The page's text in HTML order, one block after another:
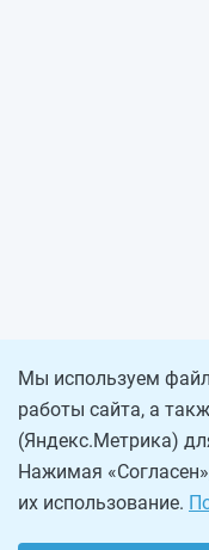
Мы используем
работы сайта, а
(Яндекс.Метрика)
Нажимая
их использование.